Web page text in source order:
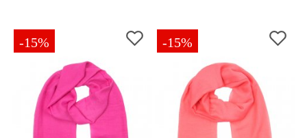
-15% -15%